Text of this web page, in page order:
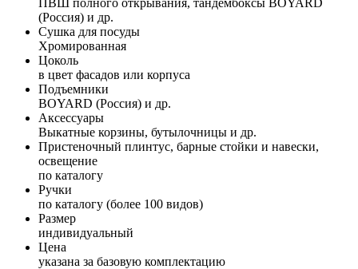
(Россия) и др.
Сушка для посуды
Хромированная
Цоколь
в цвет фасадов или корпуса
Подъемники
BOYARD (Россия) и др.
Аксессуары
Выкатные корзины, бутылочницы и др.
Пристеночный плинтус, барные стойки и навески,
освещение
по каталогу
Ручки
по каталогу (более 100 видов)
Размер
индивидуальный
Цена
указана за базовую комплектацию